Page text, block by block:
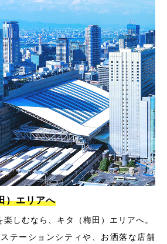
）エリアへ
しむなら、キタ（梅田）エリアへ。
テーションシティや、お洒落な店舗